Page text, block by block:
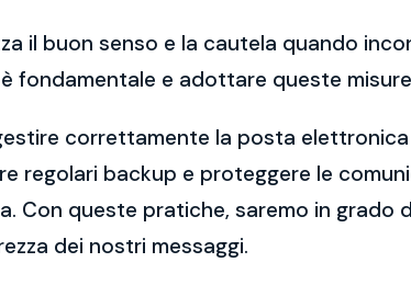
il buon senso e la cautela quando
fondamentale e adottare queste
correttamente la posta
regolari backup e proteggere le
Con queste pratiche, saremo in
dei nostri messaggi.